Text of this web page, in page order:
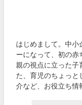
はじめまして。中小
ーになって、初の赤
親の視点に立った子
た、育児のちょっと
介など、お役立ち情